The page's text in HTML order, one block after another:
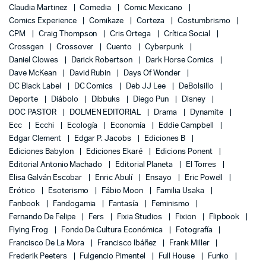
Claudia Martinez
Comedia
Comic Mexicano
Comics Experience
Comikaze Corteza
Costumbrismo
CPM
Craig Thompson Cris Ortega
Crítica Social
Crossgen
Crossover Cuento
Cyberpunk
Daniel Clowes
Darick Robertson
Dark Horse Comics
Dave McKean
David Rubin
Days Of Wonder
DC Black Label
DC Comics Deb JJ Lee
DeBolsillo
Deporte
Diábolo Dibbuks Diego Pun
Disney
DOC PASTOR
DOLMEN EDITORIAL Drama
Dynamite
Ecc
Ecchi Ecología Economía
Eddie Campbell
Edgar Clement
Edgar P. Jacobs
Ediciones B
Ediciones Babylon
Ediciones Ekaré
Edicions Ponent
Editorial Antonio Machado
Editorial Planeta
El Torres
Elisa Galván Escobar
Enric Abulí Ensayo
Eric Powell
Erótico
Esoterismo Fábio Moon
Familia Usaka
Fanbook
Fandogamia Fantasía
Feminismo
Fernando De Felipe
Fers Fixia Studios Fixion
Flipbook
Flying Frog
Fondo De Cultura Económica
Fotografía
Francisco De La Mora
Francisco Ibáñez
Frank Miller
Frederik Peeters
Fulgencio Pimentel Full House
Funko